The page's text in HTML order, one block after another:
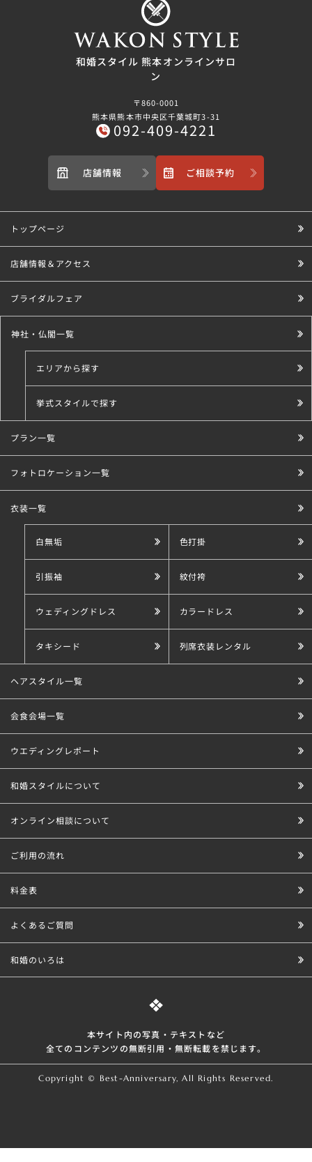
和婚スタイル 熊本オンラインサロ
ン
〒860-0001
熊本県熊本市中央区千葉城町3-31
092-409-4221
店舗情報 ご相談予約
トップページ
店舗情報＆アクセス
ブライダルフェア
神社・仏閣一覧
エリアから探す
挙式スタイルで探す
こだわり条件で探す
プラン一覧
フォトロケーション一覧
衣装一覧
白無垢 色打掛
引振袖 紋付袴
ウェディングドレス カラードレス
タキシード 列席衣装レンタル
ヘアスタイル一覧
会食会場一覧
ウエディングレポート
和婚スタイルについて
オンライン相談について
ご利用の流れ
料金表
よくあるご質問
和婚のいろは
本サイト内の写真・テキストなど
全てのコンテンツの無断引⽤・無断転載を禁じます。
Copyright © Best-Anniversary, All Rights Reserved.